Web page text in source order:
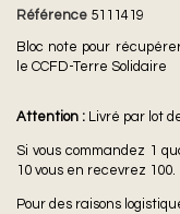
Référence 5111419
Bloc note pour
le CCFD-Terre Solidaire
Attention : Livré par lot
Si vous commandez 1
10 vous en recevrez 100.
Pour des raisons